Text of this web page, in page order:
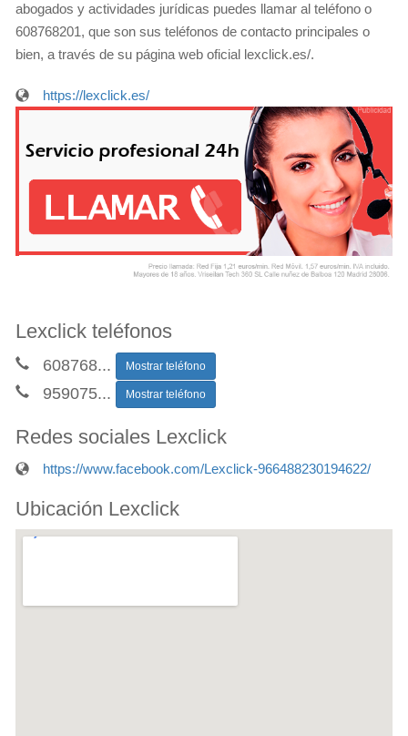
abogados y actividades jurídicas puedes llamar al teléfono o
608768201, que son sus teléfonos de contacto principales o
bien, a través de su página web oficial lexclick.es/.
https://lexclick.es/
Lexclick teléfonos
608768... Mostrar teléfono
959075... Mostrar teléfono
Redes sociales Lexclick
https://www.facebook.com/Lexclick-966488230194622/
Ubicación Lexclick